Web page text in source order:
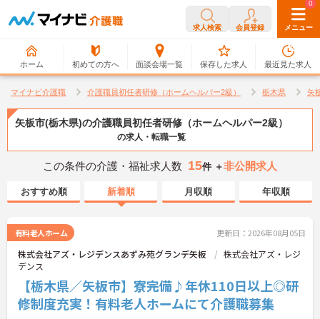
求人検索 会員登録 メニュー
ホーム 初めての方へ 面談会場一覧
0
保存した求人
0
最近見た求人
マイナビ介護職 介護職員初任者研修（ホームヘルパー2級） 栃木県 矢
矢板市(栃木県)の介護職員初任者研修（ホームヘルパー2級）
の求人・転職一覧
この条件の介護・福祉求人数 15件 ＋非公開求人
おすすめ順 新着順 月収順 年収順
有料老人ホーム 更新日：2026年08月05日
株式会社アズ・レジデンスあずみ苑グランデ矢板
株式会社アズ・レジ
デンス
【栃木県／矢板市】寮完備♪年休110日以上◎研
修制度充実！有料老人ホームにて介護職募集